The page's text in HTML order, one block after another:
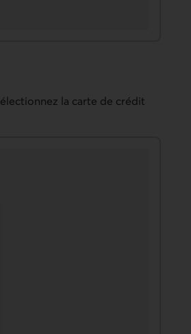
la carte de crédit